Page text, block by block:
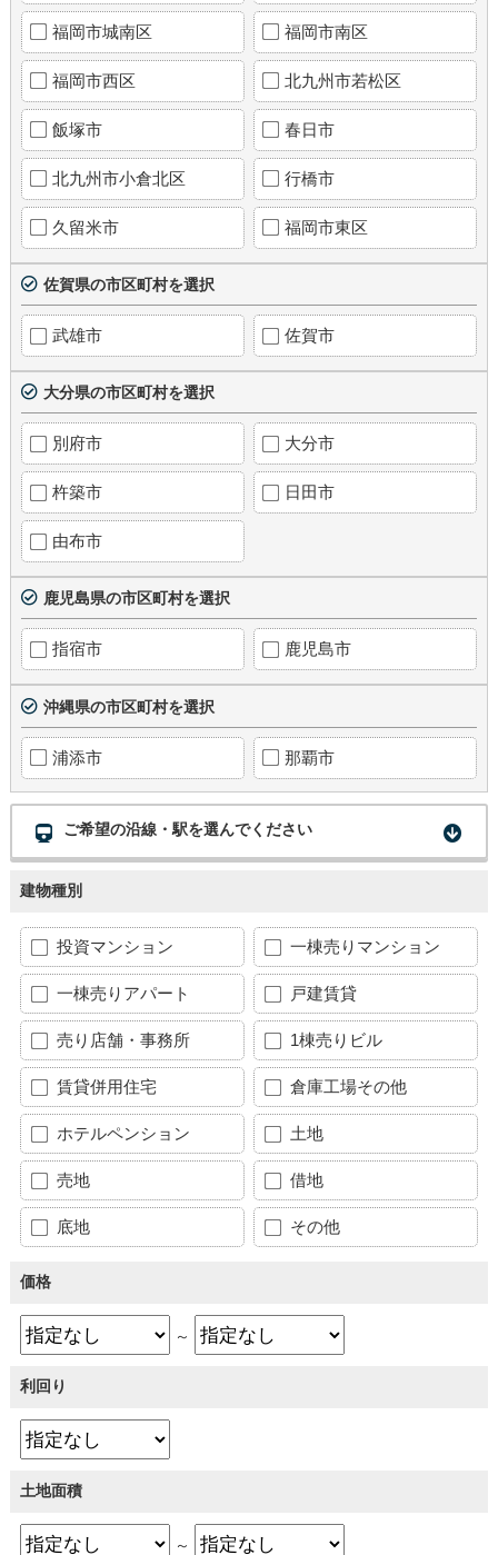
福岡市城南区 福岡市南区
福岡市西区 北九州市若松区
飯塚市 春日市
北九州市小倉北区 行橋市
久留米市 福岡市東区
佐賀県の市区町村を選択
武雄市 佐賀市
大分県の市区町村を選択
別府市 大分市
杵築市 日田市
由布市
鹿児島県の市区町村を選択
指宿市 鹿児島市
沖縄県の市区町村を選択
浦添市 那覇市
ご希望の沿線・駅を選んでください
建物種別
投資マンション 一棟売りマンション
一棟売りアパート 戸建賃貸
売り店舗・事務所 1棟売りビル
賃貸併用住宅 倉庫工場その他
ホテルペンション 土地
売地 借地
底地 その他
価格
～
利回り
土地面積
～